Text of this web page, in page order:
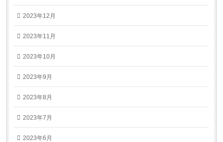
2023年12月
2023年11月
2023年10月
2023年9月
2023年8月
2023年7月
2023年6月